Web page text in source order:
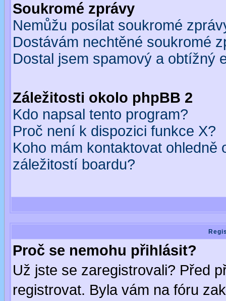
Soukromé zprávy
Nemůžu posílat soukromé
Dostávám nechtěné soukromé
Dostal jsem spamový a obtížný
Záležitosti okolo phpBB 2
Kdo napsal tento program?
Proč není k dispozici funkce X?
Koho mám kontaktovat
záležitostí boardu?
Proč se nemohu přihlásit?
Už jste se zaregistrovali? Před
registrovat. Byla vám na fóru